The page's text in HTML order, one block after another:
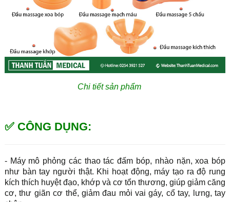
Chi tiết sản phẩm
✅ CÔNG DỤNG:
- Máy mô phỏng các thao tác đấm bóp, nhào nặn, xoa bóp
như bàn tay người thật. Khi hoạt động, máy tạo ra độ rung
kích thích huyệt đạo, khớp và cơ tổn thương, giúp giảm căng
cơ, thư giãn cơ thể, giảm đau mỏi vai gáy, cổ tay, lưng, tay